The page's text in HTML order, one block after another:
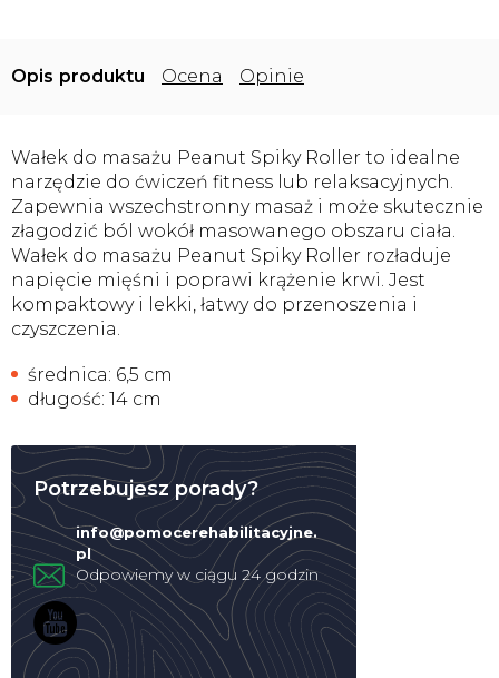
Opis Ocena Opinie
Wałek do masażu Peanut Spiky Roller to idealne
narzędzie do ćwiczeń fitness lub relaksacyjnych.
Zapewnia wszechstronny masaż i może skutecznie
złagodzić ból wokół masowanego obszaru ciała.
Wałek do masażu Peanut Spiky Roller rozładuje
napięcie mięśni i poprawi krążenie krwi. Jest
kompaktowy i lekki, łatwy do przenoszenia i
czyszczenia.
średnica: 6,5 cm
długość: 14 cm
Potrzebujesz porady?
info@pomocerehabilitacyjne.
pl